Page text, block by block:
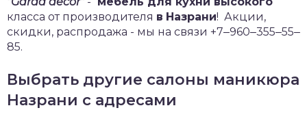
класса от производителя в Назрани! Акции,
скидки, распродажа - мы на связи +7‒960‒355‒55‒
85.
Выбрать другие салоны маникюра
Назрани с адресами